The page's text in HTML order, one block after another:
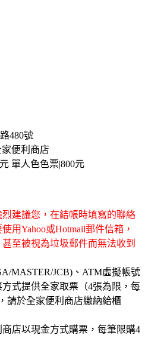
480號
便利商店
單人色色票|800元
建議您，在結帳時填寫的聯絡
用Yahoo或Hotmail郵件信箱，
至被視為垃圾郵件而無法收到
MASTER/JCB)、ATM虛擬帳號
式提供全家取票（4張為限，每
請於全家便利商店繳納給櫃
店以現金方式購票，每筆限購4